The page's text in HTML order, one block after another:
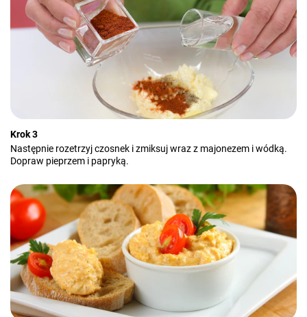
Krok 3
Następnie rozetrzyj czosnek i zmiksuj wraz z majonezem i wódką.
Dopraw pieprzem i papryką.